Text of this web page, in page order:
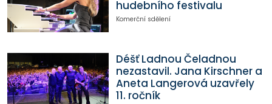
hudebního festivalu
Komerční sdělení
Déšť Ladnou Čeladnou
nezastavil. Jana Kirschner a
Aneta Langerová uzavřely
11. ročník